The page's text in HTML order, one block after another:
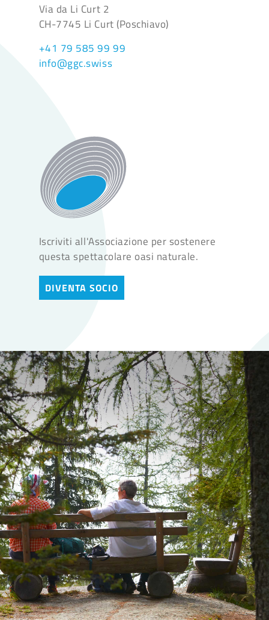
Via da Li Curt 2
CH-7745 Li Curt (Poschiavo)
+41 79 585 99 99
info@ggc.swiss
Iscriviti all'Associazione per sostenere
questa spettacolare oasi naturale.
DIVENTA SOCIO